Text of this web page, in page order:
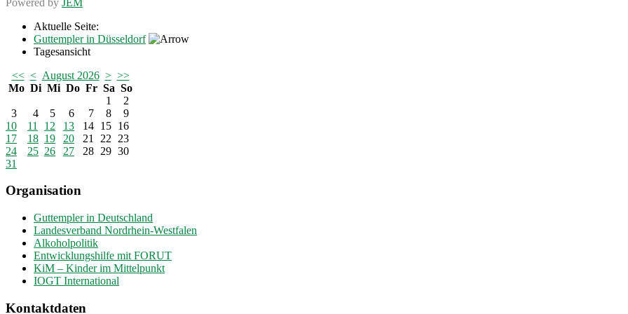
Aktuelle Seite:
Guttempler in Düsseldorf
Tagesansicht
<< < August 2026 > >>
Mo Di Mi Do Fr Sa So
1
2
3
4 5 6 7 8
9
10
11 12 13 14 15 16
17
18 19 20 21 22
23
24
25 26 27 28 29 30
31
Organisation
Guttempler in Deutschland
Landesverband Nordrhein-Westfalen
Alkoholpolitik
Entwicklungshilfe mit FORUT
KiM – Kinder im Mittelpunkt
IOGT International
Kontaktdaten